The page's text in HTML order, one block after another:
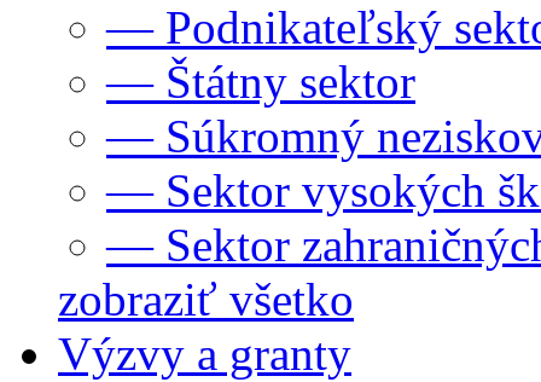
— Podnikateľský
— Štátny sektor
— Súkromný
— Sektor vysokých
— Sektor
zobraziť všetko
Výzvy a granty